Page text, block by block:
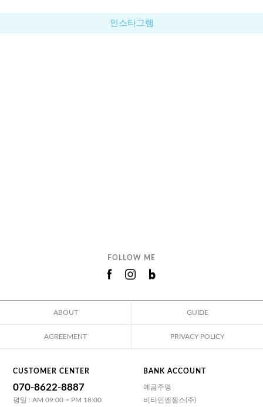
인스타그램
FOLLOW ME
ABOUT GUIDE
AGREEMENT PRIVACY POLICY
CUSTOMER CENTER
070-8622-8887
평일 : AM 09:00 ~ PM 18:00
BANK ACCOUNT
예금주명
비타민엔젤스(주)